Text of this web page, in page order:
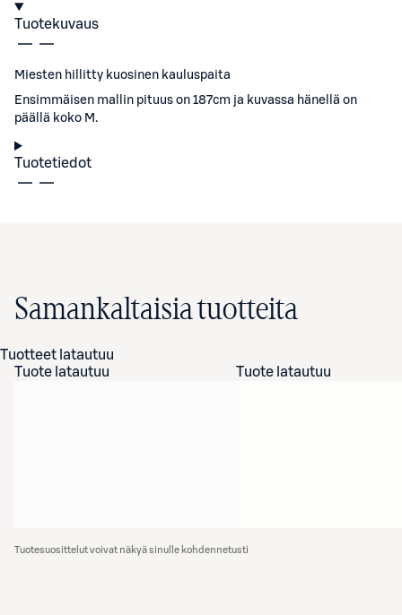
Tuotekuvaus
Miesten hillitty kuosinen kauluspaita
Ensimmäisen mallin pituus on 187cm ja kuvassa hänellä on
päällä koko M.
Tuotetiedot
Samankaltaisia tuotteita
Tuotteet latautuu
Tuote latautuu
Tuote latautuu
Tuotesuosittelut voivat näkyä sinulle kohdennetusti